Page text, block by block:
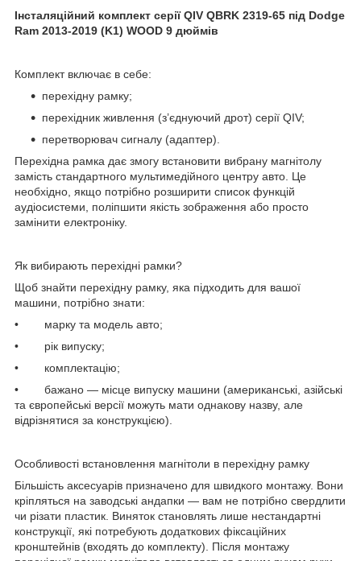
Інсталяційний комплект серії QIV QBRK 2319-65 під Dodge
Ram 2013-2019 (K1) WOOD 9 дюймів
Комплект включає в себе:
перехідну рамку;
перехідник живлення (з’єднуючий дрот) серії QIV;
перетворювач сигналу (адаптер).
Перехідна рамка дає змогу встановити вибрану магнітолу
замість стандартного мультимедійного центру авто. Це
необхідно, якщо потрібно розширити список функцій
аудіосистеми, поліпшити якість зображення або просто
замінити електроніку.
Як вибирають перехідні рамки?
Щоб знайти перехідну рамку, яка підходить для вашої
машини, потрібно знати:
• марку та модель авто;
• рік випуску;
• комплектацію;
• бажано — місце випуску машини (американські, азійські
та європейські версії можуть мати однакову назву, але
відрізнятися за конструкцією).
Особливості встановлення магнітоли в перехідну рамку
Більшість аксесуарів призначено для швидкого монтажу. Вони
кріпляться на заводські андапки — вам не потрібно свердлити
чи різати пластик. Виняток становлять лише нестандартні
конструкції, які потребують додаткових фіксаційних
кронштейнів (входять до комплекту). Після монтажу